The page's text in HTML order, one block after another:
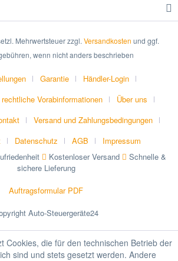
Mehrwertsteuer zzgl. Versandkosten und ggf.
wenn nicht anders beschrieben
Garantie
Händler-Login
rechtliche Vorabinformationen
Über uns
Versand und Zahlungsbedingungen
Datenschutz AGB
Impressum
Kostenloser Versand
Schnelle &
sichere Lieferung
Auftragsformular PDF
Auto-Steuergeräte24
Cookies, die für den technischen Betrieb der
sind und stets gesetzt werden. Andere